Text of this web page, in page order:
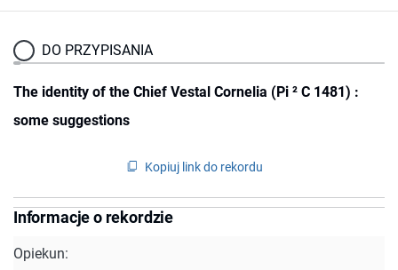
DO PRZYPISANIA
The identity of the Chief Vestal Cornelia (Pi ² C 1481) :
some suggestions
Kopiuj link do rekordu
Informacje o rekordzie
Opiekun: